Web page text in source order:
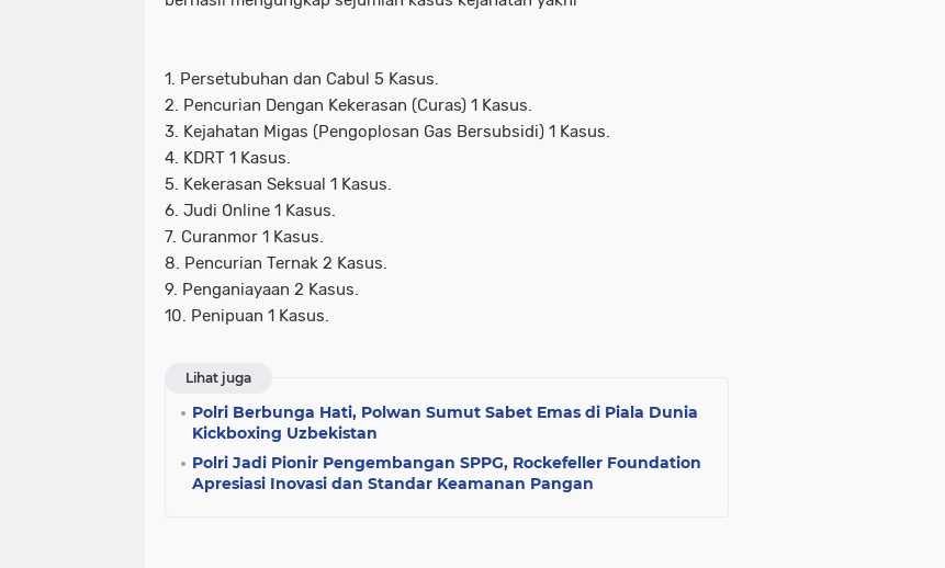
1. Persetubuhan dan Cabul 5 Kasus.
2. Pencurian Dengan Kekerasan (Curas) 1 Kasus.
3. Kejahatan Migas (Pengoplosan Gas Bersubsidi) 1 Kasus.
4. KDRT 1 Kasus.
5. Kekerasan Seksual 1 Kasus.
6. Judi Online 1 Kasus.
7. Curanmor 1 Kasus.
8. Pencurian Ternak 2 Kasus.
9. Penganiayaan 2 Kasus.
10. Penipuan 1 Kasus.
Lihat juga
Polri Berbunga Hati, Polwan Sumut Sabet Emas di Piala Dunia
Kickboxing Uzbekistan
Polri Jadi Pionir Pengembangan SPPG, Rockefeller Foundation
Apresiasi Inovasi dan Standar Keamanan Pangan